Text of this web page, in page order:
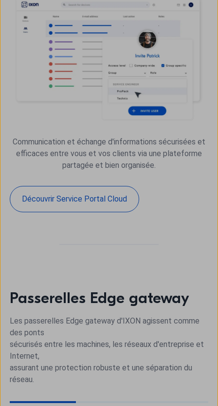
Communication et échange d'informations sécurisées et
efficaces entre vous et vos clients via une plateforme
partagée et bien organisée.
Découvrir Service Portal Cloud
Passerelles Edge gateway
Les passerelles Edge gateway d'IXON agissent comme
des ponts
sécurisés entre les machines, les réseaux d'entreprise et
Internet,
assurant une protection robuste et une séparation du
réseau.